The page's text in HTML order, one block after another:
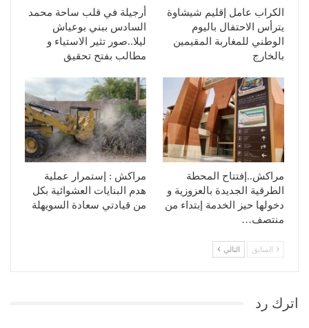
الكراب عامل إقليم شيشاوة
يترأس الاحتفال باليوم
الوطني للمغاربة المقيمين
بالخارج
أرجيلة في قلب ساحة محمد
السادس ببني بوعياش
ليلا..صور تثير الاستياء و
مطالب بفتح تحقيق
مراكش..إفتتاح المحطة
الطرقية الجديدة بالعزوزية و
دخولها حيز الخدمة إبتداء من
منتصف…
مراكش : إستمرار عملية
هدم البنايات العشوائية بكل
من قيادتي سعادة السويهلة
السابق التالي
اترك رد